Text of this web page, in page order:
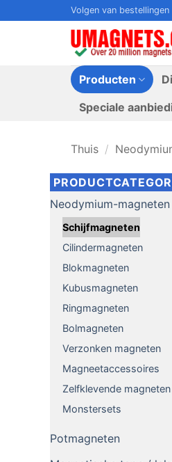
naar
Volgen van bestellingen
Producten
Speciale
Thuis /
Neodymium-magneten
Schijfmagneten
Cilindermagneten
Blokmagneten
Kubusmagneten
Ringmagneten
Bolmagneten
Verzonken magneten
Magneetaccessoires
Zelfklevende magneten
Monstersets
Potmagneten